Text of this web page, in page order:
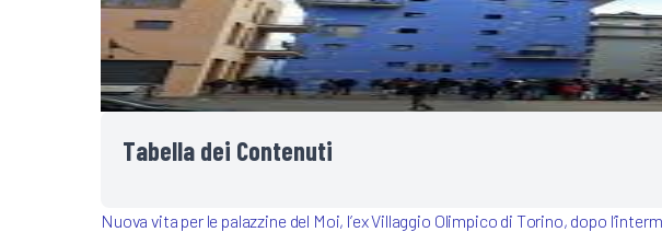
Tabella dei Contenuti
Nuova vita per le palazzine del Moi, l’ex Villaggio Olimpico di Torino, dopo
Forlì NEW Pavia
FAQ
NextGenerationEU)
Guide dei Servizi
(Residenze)